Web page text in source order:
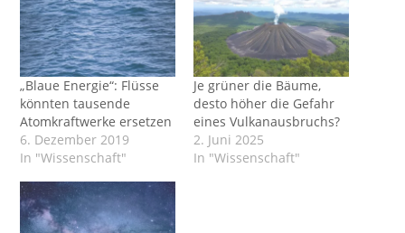
„Blaue Energie“: Flüsse
könnten tausende
Atomkraftwerke ersetzen
6. Dezember 2019
In "Wissenschaft"
Je grüner die Bäume,
desto höher die Gefahr
eines Vulkanausbruchs?
2. Juni 2025
In "Wissenschaft"